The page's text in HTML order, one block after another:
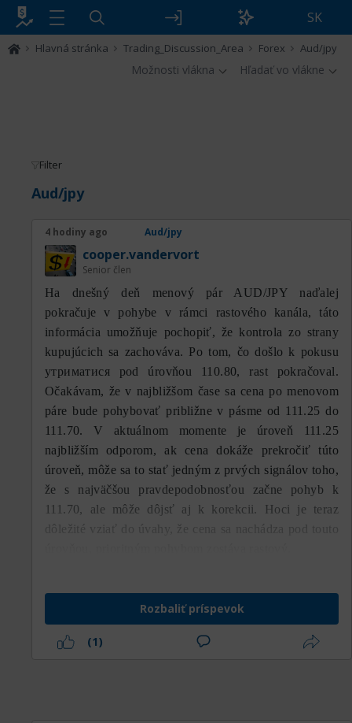
SK
Hlavná stránka Trading_Discussion_Area Forex Aud/jpy
Možnosti vlákna Hľadať vo vlákne
Filter
Aud/jpy
4 hodiny ago Aud/jpy
cooper.vandervort
Senior člen
На dnešný deň menový pár AUD/JPY naďalej
pokračuje v pohybe v rámci rastového kanála, táto
informácia umožňuje pochopiť, že kontrola zo strany
kupujúcich sa zachováva. Po tom, čo došlo k pokusu
утриматися pod úrovňou 110.80, rast pokračoval.
Očakávam, že v najbližšom čase sa cena po menovom
páre bude pohybovať približne v pásme od 111.25 do
111.70. V aktuálnom momente je úroveň 111.25
najbližším odporom, ak cena dokáže prekročiť túto
úroveň, môže sa to stať jedným z prvých signálov toho,
že s najväčšou pravdepodobnosťou začne pohyb k
111.70, ale môže dôjsť aj k korekcii. Hoci je teraz
dôležité vziať do úvahy, že cena sa nachádza pod touto
Rozbaliť príspevok
(1)